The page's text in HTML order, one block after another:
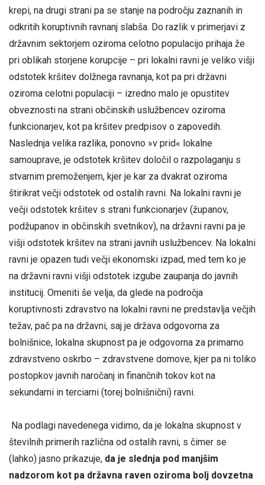
krepi, na drugi strani pa se stanje na področju zaznanih in
odkritih koruptivnih ravnanj slabša. Do razlik v primerjavi z
državnim sektorjem oziroma celotno populacijo prihaja že
pri oblikah storjene korupcije – pri lokalni ravni je veliko višji
odstotek kršitev dolžnega ravnanja, kot pa pri državni
oziroma celotni populaciji – izredno malo je opustitev
obveznosti na strani občinskih uslužbencev oziroma
funkcionarjev, kot pa kršitev predpisov o zapovedih.
Naslednja velika razlika, ponovno »v prid« lokalne
samouprave, je odstotek kršitev določil o razpolaganju s
stvarnim premoženjem, kjer je kar za dvakrat oziroma
štirikrat večji odstotek od ostalih ravni. Na lokalni ravni je
večji odstotek kršitev s strani funkcionarjev (županov,
podžupanov in občinskih svetnikov), na državni ravni pa je
višji odstotek kršitev na strani javnih uslužbencev. Na lokalni
ravni je opazen tudi večji ekonomski izpad, med tem ko je
na državni ravni višji odstotek izgube zaupanja do javnih
institucij. Omeniti še velja, da glede na področja
koruptivnosti zdravstvo na lokalni ravni ne predstavlja večjih
težav, pač pa na državni, saj je država odgovorna za
bolnišnice, lokalna skupnost pa je odgovorna za primarno
zdravstveno oskrbo – zdravstvene domove, kjer pa ni toliko
postopkov javnih naročanj in finančnih tokov kot na
sekundarni in terciarni (torej bolnišnični) ravni.
Na podlagi navedenega vidimo, da je lokalna skupnost v
številnih primerih različna od ostalih ravni, s čimer se
(lahko) jasno prikazuje, da je slednja pod manjšim
nadzorom kot pa državna raven oziroma bolj dovzetna